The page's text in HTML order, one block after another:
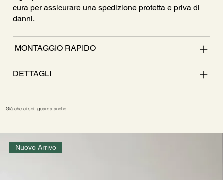
cura per assicurare una spedizione protetta e priva di
danni.
MONTAGGIO RAPIDO
DETTAGLI
Già che ci sei, guarda anche…
Nuovo Arrivo